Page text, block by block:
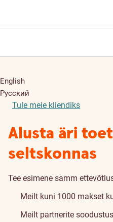
English
Русский
Tule meie kliendiks
Alusta äri
seltskonnas
Tee esimene samm
Meilt kuni 1000 makset
Meilt partnerite